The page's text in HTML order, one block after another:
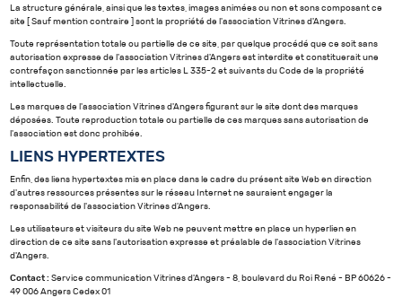
La structure générale, ainsi que les textes, images animées ou non et sons composant ce
site [ Sauf mention contraire ] sont la propriété de l'association Vitrines d'Angers.
Toute représentation totale ou partielle de ce site, par quelque procédé que ce soit sans
autorisation expresse de l'association Vitrines d'Angers est interdite et constituerait une
contrefaçon sanctionnée par les articles L 335-2 et suivants du Code de la propriété
intellectuelle.
Les marques de l'association Vitrines d'Angers figurant sur le site dont des marques
déposées. Toute reproduction totale ou partielle de ces marques sans autorisation de
l'association est donc prohibée.
LIENS HYPERTEXTES
Enfin, des liens hypertextes mis en place dans le cadre du présent site Web en direction
d'autres ressources présentes sur le réseau Internet ne sauraient engager la
responsabilité de l'association Vitrines d'Angers.
Les utilisateurs et visiteurs du site Web ne peuvent mettre en place un hyperlien en
direction de ce site sans l'autorisation expresse et préalable de l'association Vitrines
d'Angers.
Contact : Service communication Vitrines d'Angers - 8, boulevard du Roi René - BP 60626 -
49 006 Angers Cedex 01